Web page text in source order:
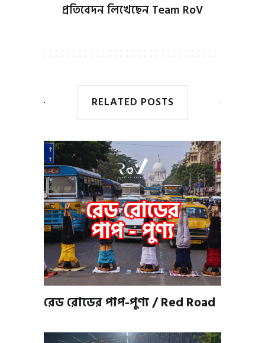
প্রতিবেদন লিখেছেনTeam RoV
RELATED POSTS
রেড রোডের পাপ-পুণ্য / Red Road